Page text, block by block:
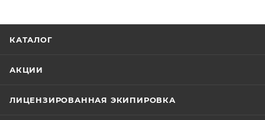
КАТАЛОГ
АКЦИИ
ЛИЦЕНЗИРОВАННАЯ ЭКИПИРОВКА